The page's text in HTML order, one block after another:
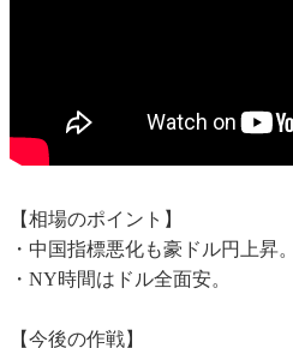
【相場のポイント】
・中国指標悪化も豪ドル円上昇。
・NY時間はドル全面安。
【今後の作戦】